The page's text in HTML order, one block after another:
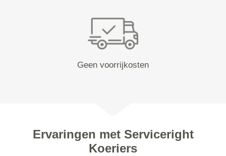
Geen voorrijkosten
Ervaringen met Serviceright
Koeriers